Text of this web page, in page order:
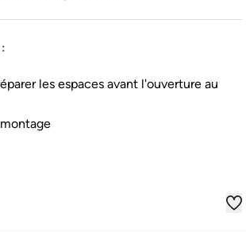
les espaces avant l'ouverture au